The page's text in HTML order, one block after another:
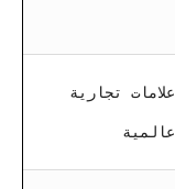
علامات تجارية
عالمية